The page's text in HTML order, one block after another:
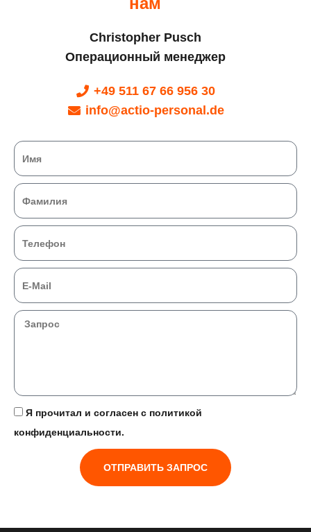
Christopher Pusch
Операционный менеджер
+49 511 67 66 956 30
info@actio-personal.de
Я прочитал и согласен с политикой
конфиденциальности.
ОТПРАВИТЬ ЗАПРОС